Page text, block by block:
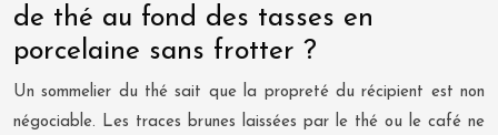
de thé au fond des tasses en
porcelaine sans frotter ?
Un sommelier du thé sait que la propreté du récipient est non
négociable. Les traces brunes laissées par le thé ou le café ne